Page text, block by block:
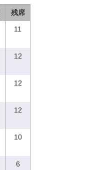
残席
11
12
12
12
10
6